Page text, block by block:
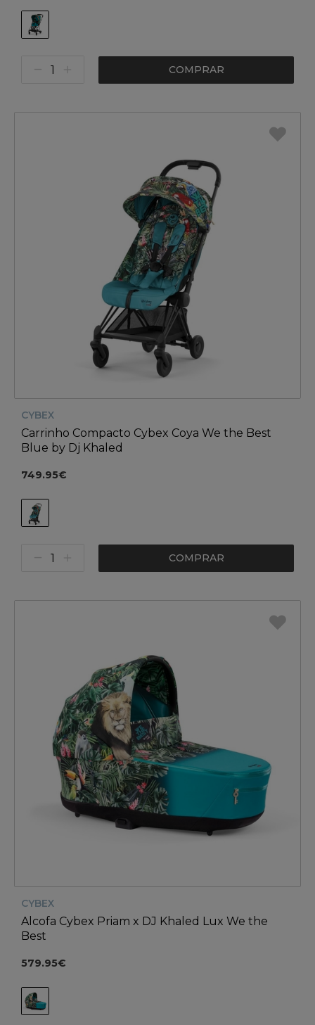
COMPRAR
CYBEX
Carrinho Compacto Cybex Coya We the Best
Blue by Dj Khaled
749.95€
COMPRAR
CYBEX
Alcofa Cybex Priam x DJ Khaled Lux We the
Best
579.95€